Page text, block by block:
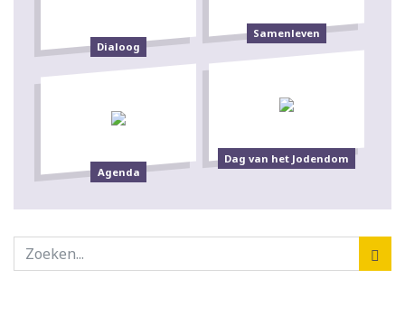
Dialoog
Samenleven
Agenda
Dag van het Jodendom